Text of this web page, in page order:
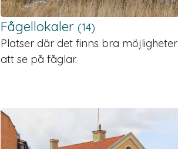
Fågellokaler (14)
Platser där det finns bra möjligheter
att se på fåglar.